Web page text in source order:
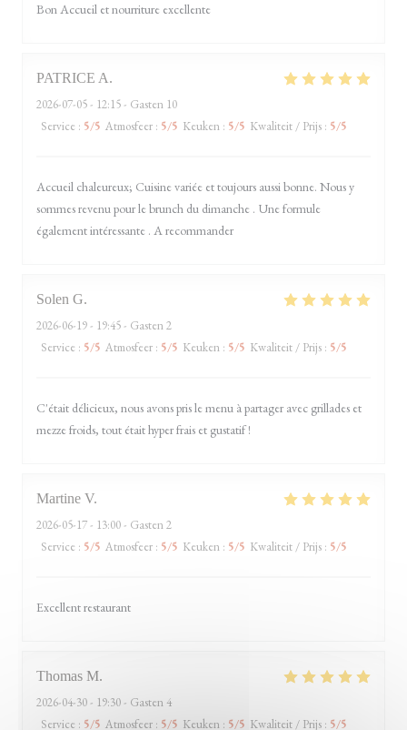
Bon Accueil et nourriture excellente
PATRICE A
2026-07-05- 12:15 - Gasten 10
Service : 5/5 Atmosfeer : 5/5 Keuken : 5/5 Kwaliteit / Prijs : 5/5
Accueil chaleureux; Cuisine variée et toujours aussi bonne. Nous y
sommes revenu pour le brunch du dimanche . Une formule
également intéressante . A recommander
Solen G
2026-06-19- 19:45 - Gasten 2
Service : 5/5 Atmosfeer : 5/5 Keuken : 5/5 Kwaliteit / Prijs : 5/5
C'était délicieux, nous avons pris le menu à partager avec grillades et
mezze froids, tout était hyper frais et gustatif !
Martine V
2026-05-17- 13:00 - Gasten 2
Service : 5/5 Atmosfeer : 5/5 Keuken : 5/5 Kwaliteit / Prijs : 5/5
Excellent restaurant
Thomas M
2026-04-30- 19:30 - Gasten 4
Service : 5/5 Atmosfeer : 5/5 Keuken : 5/5 Kwaliteit / Prijs : 5/5